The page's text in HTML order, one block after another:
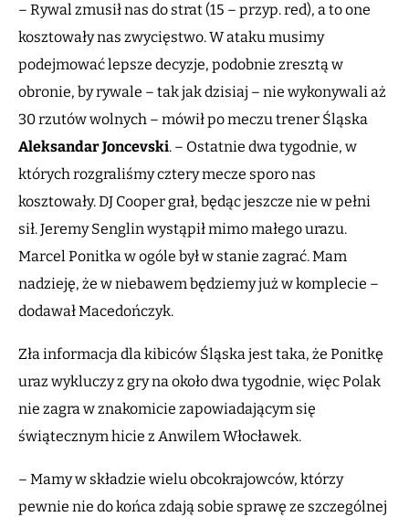
– Rywal zmusił nas do strat (15 – przyp. red), a to one
kosztowały nas zwycięstwo. W ataku musimy
podejmować lepsze decyzje, podobnie zresztą w
obronie, by rywale – tak jak dzisiaj – nie wykonywali aż
30 rzutów wolnych – mówił po meczu trener Śląska
Aleksandar Joncevski. – Ostatnie dwa tygodnie, w
których rozgraliśmy cztery mecze sporo nas
kosztowały. DJ Cooper grał, będąc jeszcze nie w pełni
sił. Jeremy Senglin wystąpił mimo małego urazu.
Marcel Ponitka w ogóle był w stanie zagrać. Mam
nadzieję, że w niebawem będziemy już w komplecie –
dodawał Macedończyk.
Zła informacja dla kibiców Śląska jest taka, że Ponitkę
uraz wykluczy z gry na około dwa tygodnie, więc Polak
nie zagra w znakomicie zapowiadającym się
świątecznym hicie z Anwilem Włocławek.
– Mamy w składzie wielu obcokrajowców, którzy
pewnie nie do końca zdają sobie sprawę ze szczególnej